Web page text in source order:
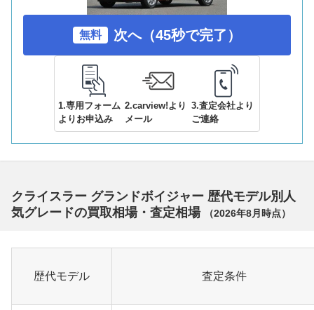
無料 次へ（45秒で完了）
1.専用フォーム
よりお申込み
2.carview!より
メール
3.査定会社より
ご連絡
クライスラー グランドボイジャー 歴代モデル別人
気グレードの買取相場・査定相場
（2026年8月 時点）
歴代モデル 査定条件